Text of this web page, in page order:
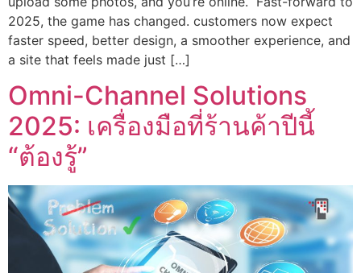
2025, the game has changed. customers now expect
faster speed, better design, a smoother experience, and
a site that feels made just […]
Omni-Channel Solutions
2025: เครื่องมือที่ร้านค้าปีนี้
“ต้องรู้”